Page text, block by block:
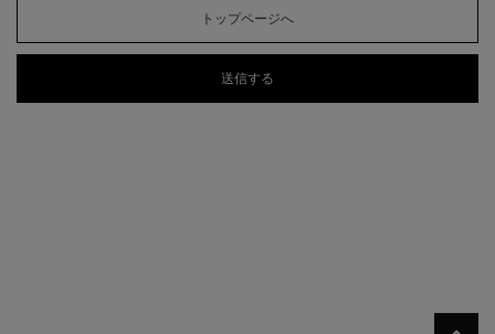
トップページへ